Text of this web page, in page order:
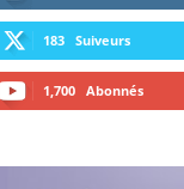
183 Suiveurs
1,700 Abonnés